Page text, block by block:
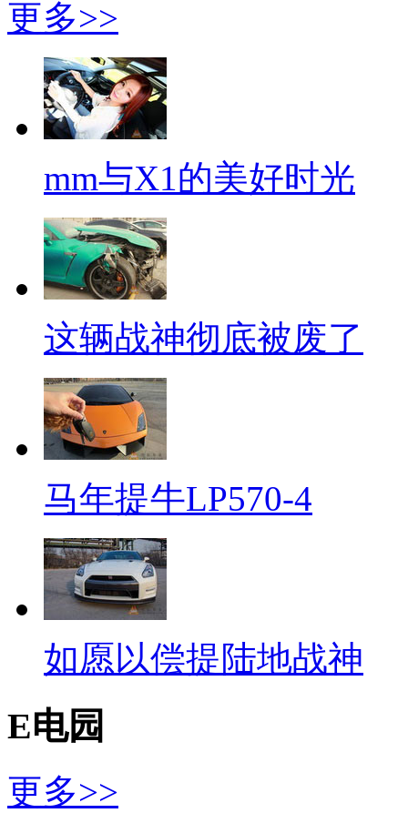
更多>>
mm与X1的美好时光
这辆战神彻底被废了
马年提牛LP570-4
如愿以偿提陆地战神
E电园
更多>>